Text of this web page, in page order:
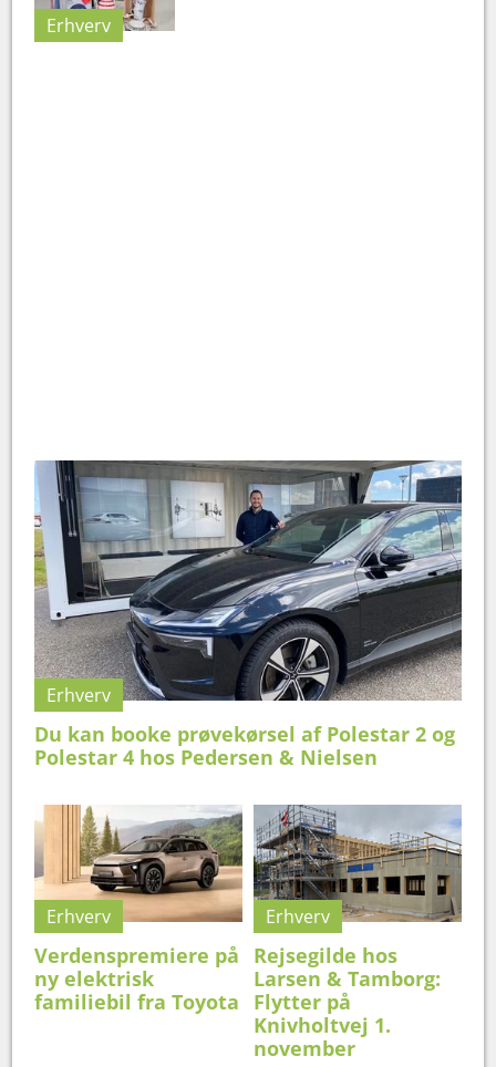
Erhverv
Erhverv
Du kan booke prøvekørsel af Polestar 2 og
Polestar 4 hos Pedersen & Nielsen
Erhverv
Verdenspremiere på
ny elektrisk
familiebil fra Toyota
Erhverv
Rejsegilde hos
Larsen & Tamborg:
Flytter på
Knivholtvej 1.
november